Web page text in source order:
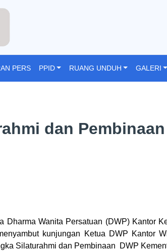
PERS PPID RUANG UNDUH GALERI
dan
Dharma Wanita Persatuan (DWP) Kantor
kunjungan Ketua DWP Kantor
Silaturahmi dan Pembinaan DWP